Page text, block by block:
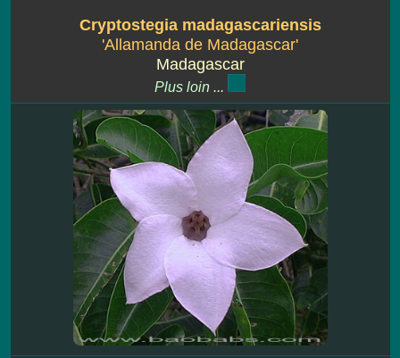
Cryptostegia madagascariensis
'Allamanda de Madagascar'
Madagascar
Plus loin ...